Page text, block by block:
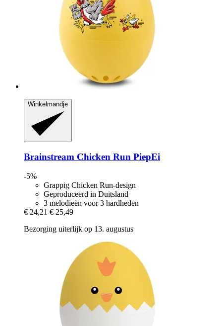
Winkelmandje
Brainstream Chicken Run PiepEi
-5%
Grappig Chicken Run-design
Geproduceerd in Duitsland
3 melodieën voor 3 hardheden
€ 24,21 € 25,49
Bezorging uiterlijk op 13. augustus